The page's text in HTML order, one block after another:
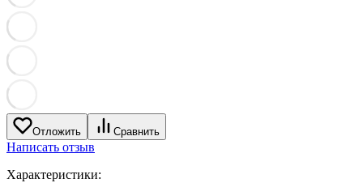
Отложить Сравнить
Написать отзыв
Характеристики: